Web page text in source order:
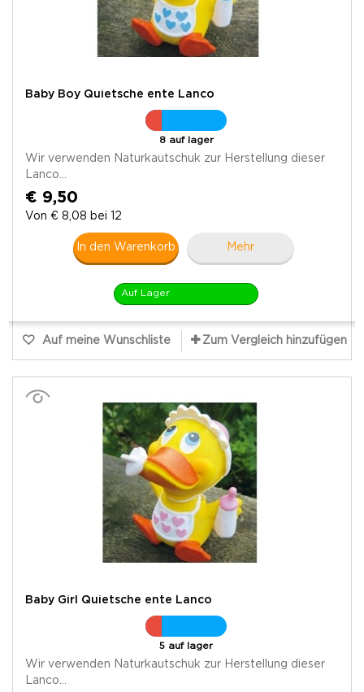
Baby Boy Quietsche ente Lanco
8 auf lager
Wir verwenden Naturkautschuk zur Herstellung dieser
Lanco...
€ 9,50
Von € 8,08 bei 12
In den Warenkorb Mehr
Auf Lager
Auf meine Wunschliste Zum Vergleich hinzufügen
Baby Girl Quietsche ente Lanco
5 auf lager
Wir verwenden Naturkautschuk zur Herstellung dieser
Lanco...